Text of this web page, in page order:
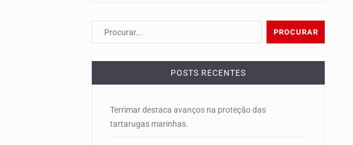
POSTS RECENTES
Terrimar destaca avanços na proteção das
tartarugas marinhas.